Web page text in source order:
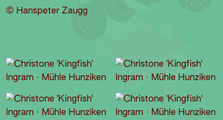
© Hanspeter Zaugg